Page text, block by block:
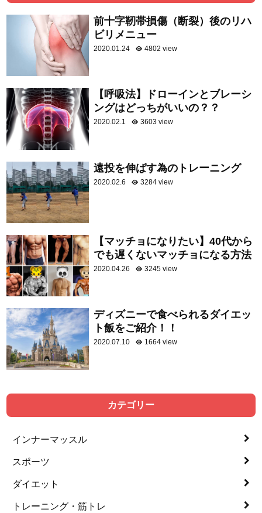
前十字靭帯損傷（断裂）後のリハ
ビリメニュー
2020.01.24 4802 view
【呼吸法】ドローインとブレーシ
ングはどっちがいいの？？
2020.02.1 3603 view
遠投を伸ばす為のトレーニング
2020.02.6 3284 view
【マッチョになりたい】40代から
でも遅くないマッチョになる方法
2020.04.26 3245 view
ディズニーで食べられるダイエッ
ト飯をご紹介！！
2020.07.10 1664 view
カテゴリー
インナーマッスル
スポーツ
ダイエット
トレーニング・筋トレ